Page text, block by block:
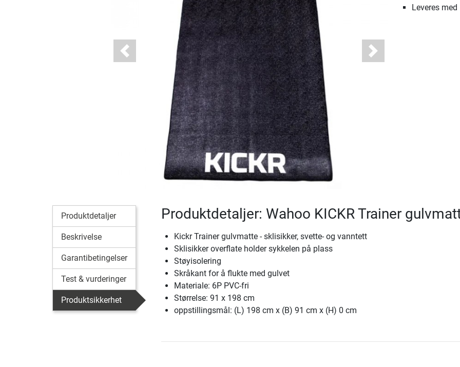
Previous Next
Leveres med
Produktdetaljer
Beskrivelse
Garantibetingelser
Test & vurderinger
Produktsikkerhet
Produktdetaljer: Wahoo KICKR Trainer
Kickr Trainer gulvmatte - sklisikker, svette- og vanntett
Sklisikker overflate holder sykkelen på plass
Støyisolering
Skråkant for å flukte med gulvet
Materiale: 6P PVC-fri
Størrelse: 91 x 198 cm
oppstillingsmål: (L) 198 cm x (B) 91 cm x (H) 0 cm